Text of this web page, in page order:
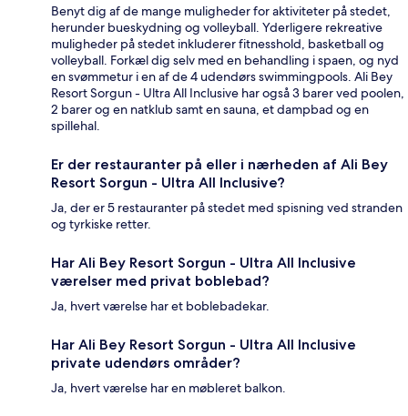
Benyt dig af de mange muligheder for aktiviteter på stedet,
herunder bueskydning og volleyball. Yderligere rekreative
muligheder på stedet inkluderer fitnesshold, basketball og
volleyball. Forkæl dig selv med en behandling i spaen, og nyd
en svømmetur i en af de 4 udendørs swimmingpools. Ali Bey
Resort Sorgun - Ultra All Inclusive har også 3 barer ved poolen,
2 barer og en natklub samt en sauna, et dampbad og en
spillehal.
Er der restauranter på eller i nærheden af Ali Bey
Resort Sorgun - Ultra All Inclusive?
Ja, der er 5 restauranter på stedet med spisning ved stranden
og tyrkiske retter.
Har Ali Bey Resort Sorgun - Ultra All Inclusive
værelser med privat boblebad?
Ja, hvert værelse har et boblebadekar.
Har Ali Bey Resort Sorgun - Ultra All Inclusive
private udendørs områder?
Ja, hvert værelse har en møbleret balkon.